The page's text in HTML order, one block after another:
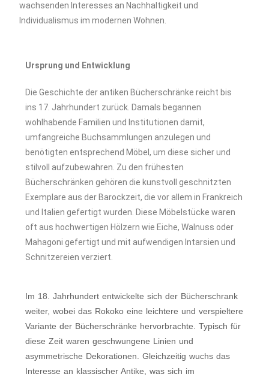
wachsenden Interesses an Nachhaltigkeit und
Individualismus im modernen Wohnen.
Ursprung und Entwicklung
Die Geschichte der antiken Bücherschränke reicht bis
ins 17. Jahrhundert zurück. Damals begannen
wohlhabende Familien und Institutionen damit,
umfangreiche Buchsammlungen anzulegen und
benötigten entsprechend Möbel, um diese sicher und
stilvoll aufzubewahren. Zu den frühesten
Bücherschränken gehören die kunstvoll geschnitzten
Exemplare aus der Barockzeit, die vor allem in Frankreich
und Italien gefertigt wurden. Diese Möbelstücke waren
oft aus hochwertigen Hölzern wie Eiche, Walnuss oder
Mahagoni gefertigt und mit aufwendigen Intarsien und
Schnitzereien verziert.
Im 18. Jahrhundert entwickelte sich der Bücherschrank
weiter, wobei das Rokoko eine leichtere und verspieltere
Variante der Bücherschränke hervorbrachte. Typisch für
diese Zeit waren geschwungene Linien und
asymmetrische Dekorationen. Gleichzeitig wuchs das
Interesse an klassischer Antike, was sich im